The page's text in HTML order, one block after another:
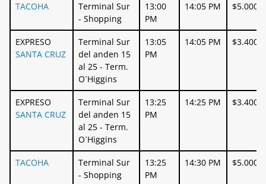
TACOHA
Terminal Sur
- Shopping
13:00
PM
14:05 PM $5.000
EXPRESO
SANTA CRUZ
Terminal Sur
del anden 15
al 25 - Term.
O´Higgins
13:05
PM
14:05 PM $3.400
EXPRESO
SANTA CRUZ
Terminal Sur
del anden 15
al 25 - Term.
O´Higgins
13:25
PM
14:25 PM $3.400
TACOHA
Terminal Sur
- Shopping
13:25
PM
14:30 PM $5.000